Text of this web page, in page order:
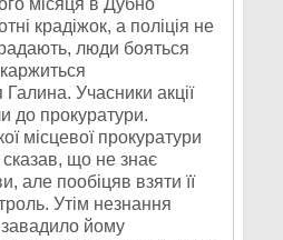
місяця в Дубно
крадіжок, а поліція не
люди бояться
Учасники акції
до прокуратури.
місцевої прокуратури
що не знає
але пообіцяв взяти її
Утім незнання
йому